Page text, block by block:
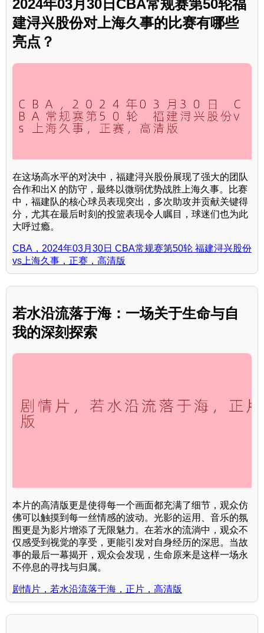
2024年03月30日CBA常规赛第50轮福
建浔兴股份对上海久事的比赛有哪些
亮点？
在这场高水平的对决中，福建浔兴股份展现了强大的团队
合作和出X 的防守，最终以微弱优势战胜上海久事。比赛
中，福建队的核心球员表现突出，多次助攻并贡献关键得
分，尤其在最后时刻的投篮表现令人瞩目，球迷们也为此
大呼过瘾。
CBA，2024年03月30日 CBA常规赛第50轮 福建浔兴股份
vs上海久事，正赛，高清版
若水沿流落于海：一场关于生命与自
我的深刻探索
本片的高清版更是使得每一个画面都充满了细节，观众仿
佛可以触摸到每一丝情感的波动。光影的运用、音乐的氛
围更是为影片增添了无限魅力。在若水的流淌中，观众不
仅感受到视觉的享受，更能引发对自身经历的深思。当故
事的最后一幕揭开，观众会发现，生命原来是这样一场永
不停息的寻找与归属。
剧情片，若水沿流落于海，正片，高清版